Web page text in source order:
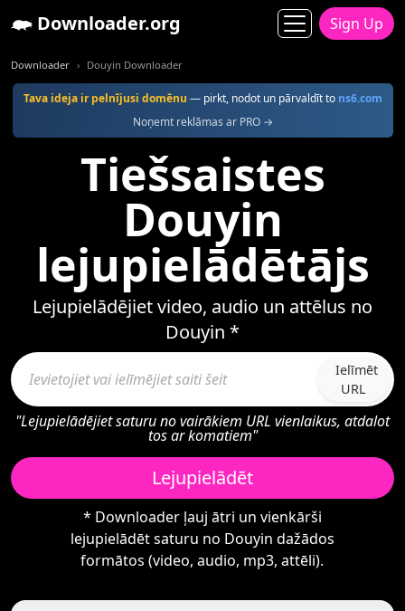
Downloader.org Sign Up
Downloader Douyin Downloader
Tava ideja ir pelnījusi domēnu — pirkt, nodot un pārvaldīt to ns6.com
Noņemt reklāmas ar PRO →
Tiešsaistes
Douyin
lejupielādētājs
Lejupielādējiet video, audio un attēlus no
Douyin *
Ielīmēt
URL
"Lejupielādējiet saturu no vairākiem URL vienlaikus, atdalot
tos ar komatiem"
Lejupielādēt
* Downloader ļauj ātri un vienkārši
lejupielādēt saturu no Douyin dažādos
formātos (video, audio, mp3, attēli).